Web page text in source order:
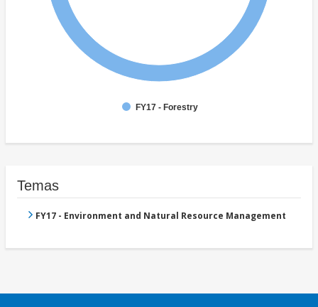
FY17 - Forestry
Temas
FY17 - Environment and Natural Resource Management